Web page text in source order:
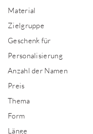
Material
Zielgruppe
Geschenk für
Personalisierung
Anzahl der Namen
Preis
Thema
Form
Länge